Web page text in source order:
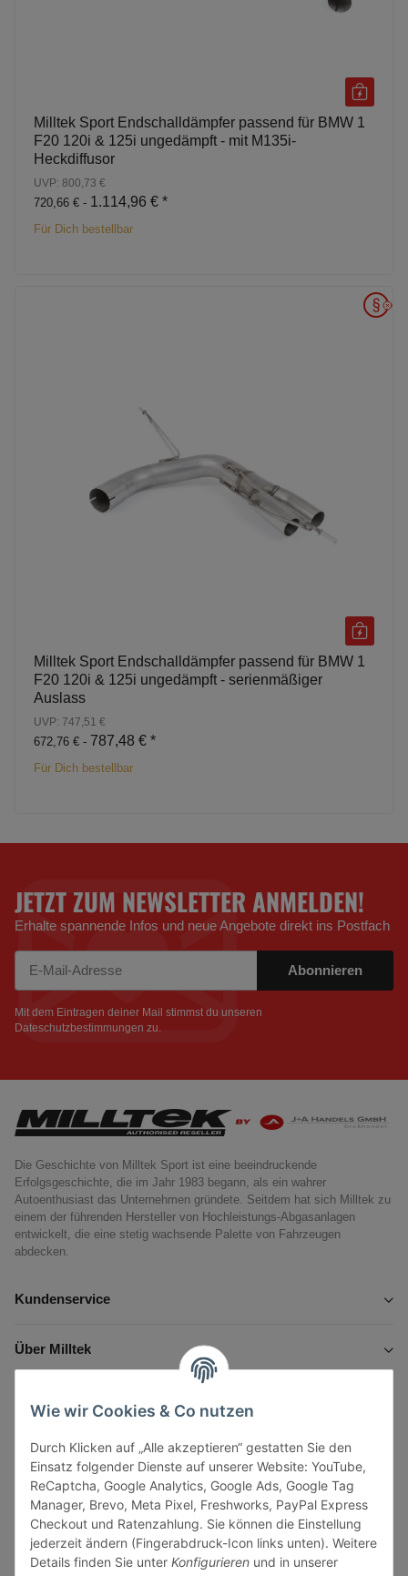
Wie wir Cookies & Co nutzen
Durch Klicken auf „Alle akzeptieren“ gestatten Sie den
Einsatz folgender Dienste auf unserer Website: YouTube,
ReCaptcha, Google Analytics, Google Ads, Google Tag
Manager, Brevo, Meta Pixel, Freshworks, PayPal Express
Checkout und Ratenzahlung. Sie können die Einstellung
jederzeit ändern (Fingerabdruck-Icon links unten). Weitere
Details finden Sie unter Konfigurieren und in unserer
Milltek Sport Endschalldämpfer passend für BMW 1
F20 120i & 125i ungedämpft - mit M135i-
Heckdiffusor
UVP: 800,73 €
720,66 € - 1.114,96 € *
Für Dich bestellbar
Milltek Sport Endschalldämpfer passend für BMW 1
F20 120i & 125i ungedämpft - serienmäßiger
Auslass
UVP: 747,51 €
672,76 € - 787,48 € *
Für Dich bestellbar
JETZT ZUM NEWSLETTER ANMELDEN!
Erhalte spannende Infos und neue Angebote direkt ins Postfach
Abonnieren
Mit dem Eintragen deiner Mail stimmst du unseren
Dateschutzbestimmungen zu.
Die Geschichte von Milltek Sport ist eine beeindruckende
Erfolgsgeschichte, die im Jahr 1983 begann, als ein wahrer
Autoenthusiast das Unternehmen gründete. Seitdem hat sich Milltek zu
einem der führenden Hersteller von Hochleistungs-Abgasanlagen
entwickelt, die eine stetig wachsende Palette von Fahrzeugen
abdecken.
Kundenservice
Über Milltek
Gesetzliche Informationen
Vertrag widerrufen